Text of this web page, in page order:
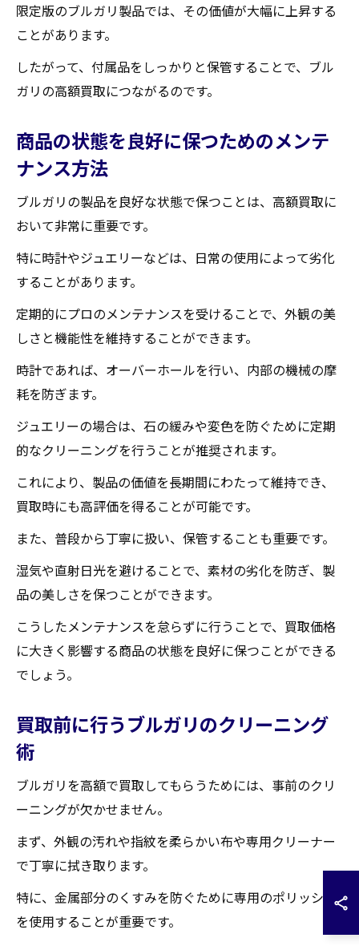
限定版のブルガリ製品では、その価値が大幅に上昇する
ことがあります。
したがって、付属品をしっかりと保管することで、ブル
ガリの高額買取につながるのです。
商品の状態を良好に保つためのメンテ
ナンス方法
ブルガリの製品を良好な状態で保つことは、高額買取に
おいて非常に重要です。
特に時計やジュエリーなどは、日常の使用によって劣化
することがあります。
定期的にプロのメンテナンスを受けることで、外観の美
しさと機能性を維持することができます。
時計であれば、オーバーホールを行い、内部の機械の摩
耗を防ぎます。
ジュエリーの場合は、石の緩みや変色を防ぐために定期
的なクリーニングを行うことが推奨されます。
これにより、製品の価値を長期間にわたって維持でき、
買取時にも高評価を得ることが可能です。
また、普段から丁寧に扱い、保管することも重要です。
湿気や直射日光を避けることで、素材の劣化を防ぎ、製
品の美しさを保つことができます。
こうしたメンテナンスを怠らずに行うことで、買取価格
に大きく影響する商品の状態を良好に保つことができる
でしょう。
買取前に行うブルガリのクリーニング
術
ブルガリを高額で買取してもらうためには、事前のクリ
ーニングが欠かせません。
まず、外観の汚れや指紋を柔らかい布や専用クリーナー
で丁寧に拭き取ります。
特に、金属部分のくすみを防ぐために専用のポリッシュ
を使用することが重要です。